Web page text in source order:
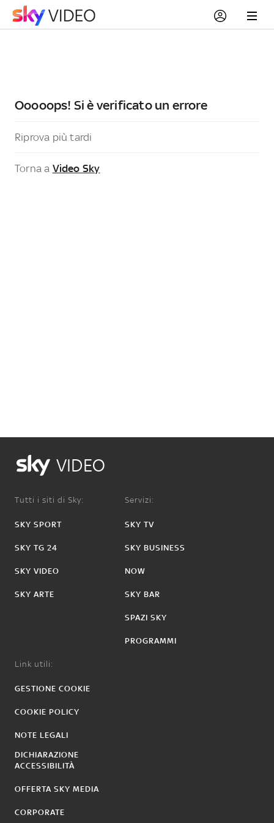
Ooooops! Si è verificato un errore
Riprova più tardi
Torna a Video Sky
VIDEO
Tutti i siti di Sky:
SKY SPORT
SKY TG 24
SKY VIDEO
SKY ARTE
Servizi:
SKY TV
SKY BUSINESS
NOW
SKY BAR
SPAZI SKY
PROGRAMMI
Link utili:
GESTIONE COOKIE
COOKIE POLICY
NOTE LEGALI
DICHIARAZIONE
ACCESSIBILITÀ
OFFERTA SKY MEDIA
CORPORATE